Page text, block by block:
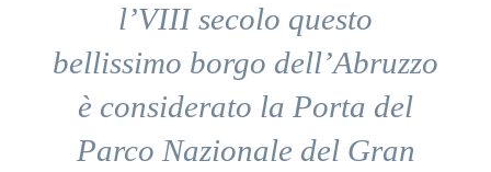
l’VIII secolo questo
bellissimo borgo dell’Abruzzo
è considerato la Porta del
Parco Nazionale del Gran